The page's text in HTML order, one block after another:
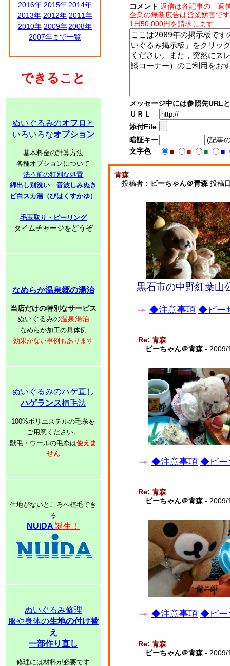
2016年 2015年 2014年
2013年 2012年 2011年
2010年 2009年 2008年
2007年まで一覧
できること
ぬいぐるみのオフロ と
いろいろなオプション
基本料金の計算方法
各種オプションについて
洗う前の特別な処置
綿出し別洗い
音波しみぬき
ビ白スカ湯（びはくすかゆ）
毛玉取り・ピーリング
タイムチャージをどうぞ
なめらか温泉郷の湯治
当店だけの特別なサービス
ぬいぐるみの温泉湯治
なめらか加工の具体例
効果がない事例もあります
ぬいぐるみのハゲ直し
ハゲランス植毛法
100%ポリエステルの毛糸を
ご用意ください。
獣毛・ウールの毛糸は使えま
せん
生地がないところへ植毛でき
る
NUiDA誕生！
ぬいぐるみ修理
服や身体の生地の付け替
え
一部作り直し
修理には材料が必要です
コメント 返信は各記事の「返
企業の無断広告は営業妨害で
1日50,000円を請求します
メッセージ中には参照先URL
ＵＲＬ
添付File
暗証キー
(記事
文字色
■ ■ ■ ■
青森
投稿者： ビーちゃん＠青森 投稿
黒石市の中野紅葉山
◆注意事項 ◆ビー
Re: 青森
ビーちゃん＠青森 -
◆注意事項 ◆ビー
Re: 青森
ビーちゃん＠青森 -
◆注意事項 ◆ビー
Re: 青森
ビーちゃん＠青森 -